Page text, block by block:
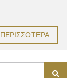
ΠΕΡΙΣΣΌΤΕΡΑ